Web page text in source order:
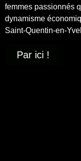
femmes passionnés
dynamisme
Saint-Quentin-en-
Par ici !